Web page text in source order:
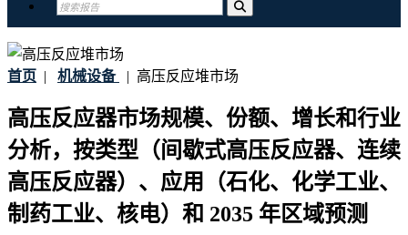
首页 | 机械设备 | 高压反应堆市场
高压反应器市场规模、份额、增长和行业
分析，按类型（间歇式高压反应器、连续
高压反应器）、应用（石化、化学工业、
制药工业、核电）和 2035 年区域预测